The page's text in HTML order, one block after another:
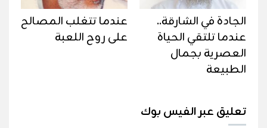
الجادة في الشارقة..
عندما تلتقي الحياة
العصرية بجمال
الطبيعة
عندما تتغلب المصالح
على روح اللعبة
تعليق عبر الفيس بوك